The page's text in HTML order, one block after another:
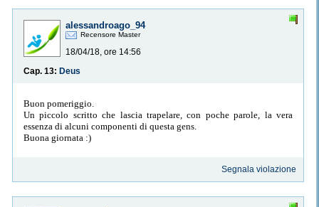
alessandroago_94
Recensore Master
18/04/18, ore 14:56
Cap. 13: Deus
Buon pomeriggio.
Un piccolo scritto che lascia trapelare, con poche parole, la vera
essenza di alcuni componenti di questa gens.
Buona giornata :)
Segnala violazione